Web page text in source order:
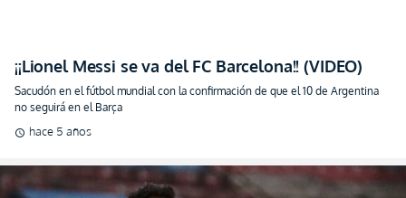
¡¡Lionel Messi se va del FC Barcelona!! (VIDEO)
Sacudón en el fútbol mundial con la confirmación de que el 10 de Argentina
no seguirá en el Barça
schedule hace 5 años